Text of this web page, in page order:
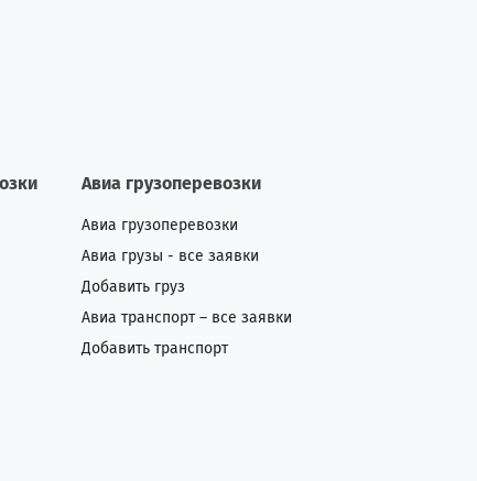
Авиа грузоперевозки
Авиа грузоперевозки
Авиа грузы - все заявки
Добавить груз
Авиа транспорт – все заявки
Добавить транспорт